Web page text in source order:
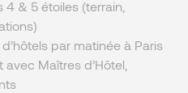
& 5 étoiles (terrain,
par matinée à Paris
Maîtres d’Hôtel,